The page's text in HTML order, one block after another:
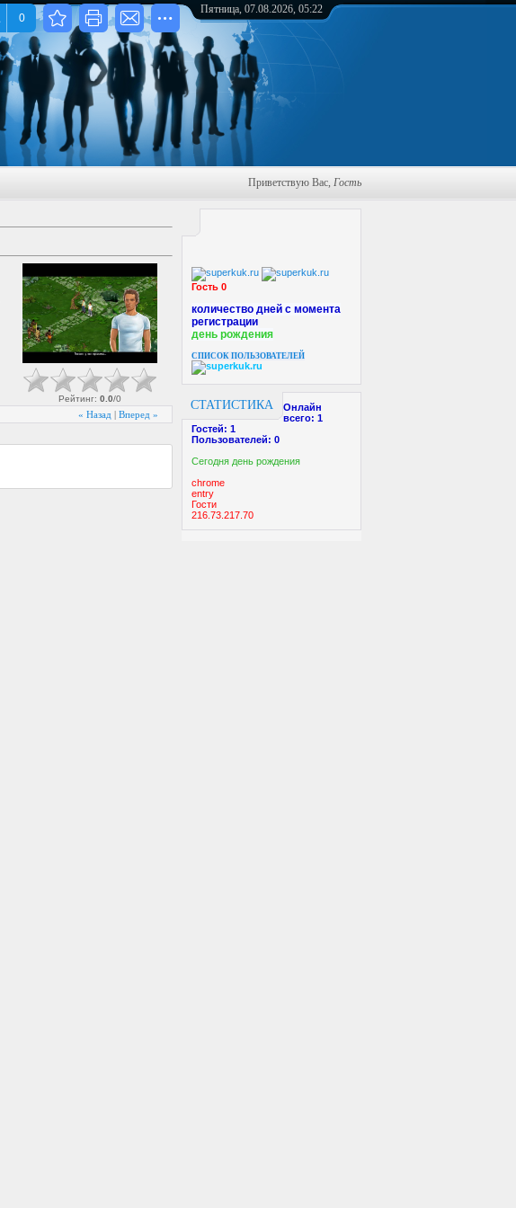
Пятница, 07.08.2026, 05:22
Приветствую Вас, Гость
Гость 0
количество дней с момента
регистрации
день рождения
СПИСОК ПОЛЬЗОВАТЕЛЕЙ
СТАТИСТИКА
Онлайн
всего: 1
Гостей: 1
Пользователей: 0
Cегодня день рождения
chrome
entry
Гости
216.73.217.70
Рейтинг: 0.0/0
« Назад | Вперед »
0